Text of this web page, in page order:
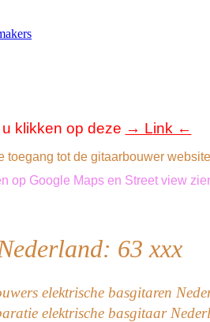
u klikken op deze → Link ←
toegang tot de gitaarbouwer website
op Google Maps en Street view
63 xxx
elektrische basgitaren
elektrische basgitaar